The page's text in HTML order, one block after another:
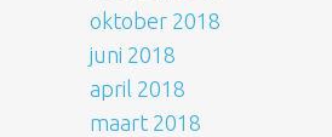
oktober 2018
juni 2018
april 2018
maart 2018